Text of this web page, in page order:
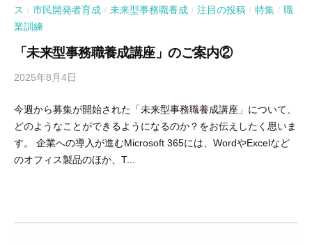
ス / 市民開発者育成 / 未来型事務職養成 / 注目の投稿 / 特集 / 職
業訓練
「未来型事務職養成講座」のご案内②
2025年8月4日
吉
田
豪
今週から募集が開始された「未来型事務職養成講座」について、
どのようなことができるようになるのか？をお伝えしたく思いま
す。 企業への導入が進むMicrosoft 365には、WordやExcelなど
のオフィス製品のほか、T...